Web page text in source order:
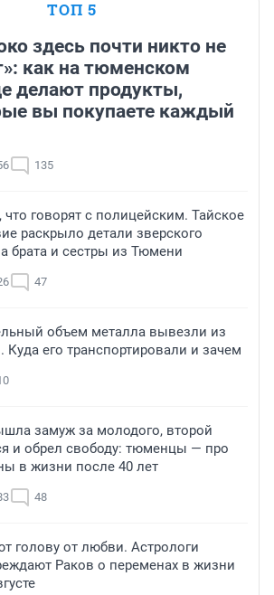
ТОП 5
здесь почти никто не
как на тюменском
делают продукты,
вы покупаете каждый
135
говорят с полицейским. Тайское
раскрыло детали зверского
брата и сестры из Тюмени
47
объем металла вывезли из
его транспортировали и зачем
замуж за молодого, второй
и обрел свободу: тюменцы — про
в жизни после 40 лет
48
голову от любви. Астрологи
Раков о переменах в жизни